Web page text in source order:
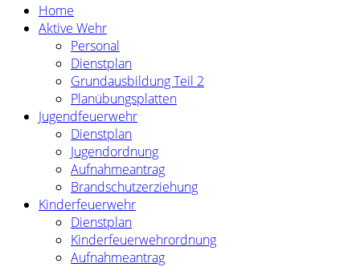
Home
Aktive Wehr
Personal
Dienstplan
Grundausbildung Teil 2
Planübungsplatten
Jugendfeuerwehr
Dienstplan
Jugendordnung
Aufnahmeantrag
Brandschutzerziehung
Kinderfeuerwehr
Dienstplan
Kinderfeuerwehrordnung
Aufnahmeantrag